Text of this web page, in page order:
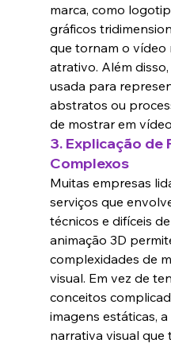
marca, como
gráficos
que tornam o vídeo
atrativo. Além
usada para
abstratos ou
de mostrar em
3. Explicação de
Complexos
Muitas empresas
serviços que
técnicos e difíceis
animação 3D
complexidades de
visual. Em vez de
conceitos
imagens estáticas,
narrativa visual